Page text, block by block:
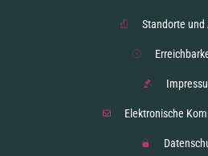
Standorte und
Elektronische